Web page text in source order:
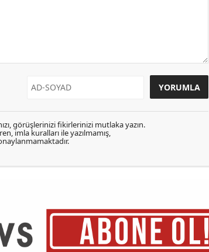
görüşlerinizi fikirlerinizi mutlaka yazın.
imla kuralları ile yazılmamış,